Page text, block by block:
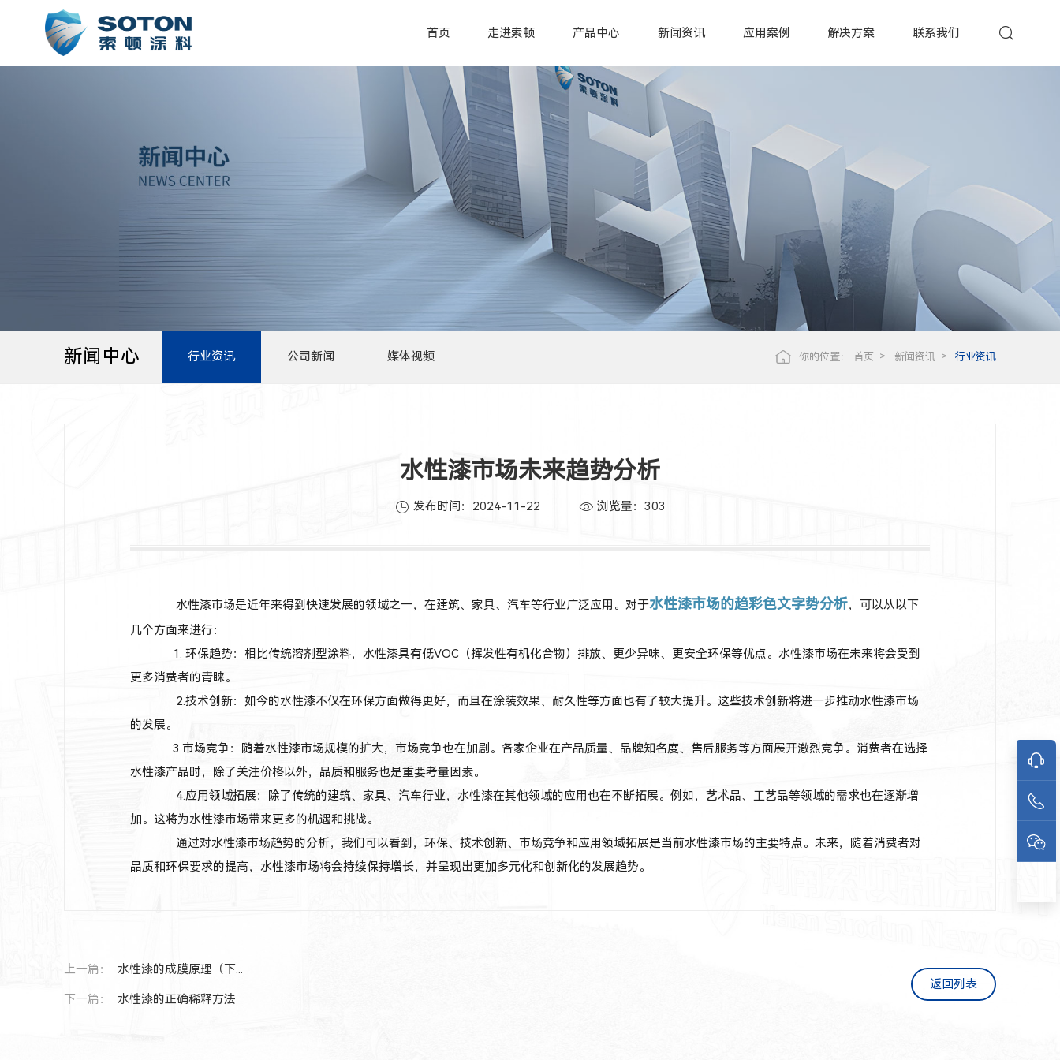
首页 走进索顿 产品中心 新闻资讯 应用案例 解决方案 联系我们
新闻中心 行业资讯 公司新闻 媒体视频 你的位置： 首页 新闻资讯 行业资讯
水性漆市场未来趋势分析
发布时间：2024-11-22 浏览量：303
水性漆市场是近年来得到快速发展的领域之一，在建筑、家具、汽车等行业广泛应用。对于水性漆市场的趋彩色文字势分析，可以从以下
几个方面来进行：
1. 环保趋势：相比传统溶剂型涂料，水性漆具有低VOC（挥发性有机化合物）排放、更少异味、更安全环保等优点。水性漆市场在未来将会受到
更多消费者的青睐。
2.技术创新：如今的水性漆不仅在环保方面做得更好，而且在涂装效果、耐久性等方面也有了较大提升。这些技术创新将进一步推动水性漆市场
的发展。
3.市场竞争：随着水性漆市场规模的扩大，市场竞争也在加剧。各家企业在产品质量、品牌知名度、售后服务等方面展开激烈竞争。消费者在选择
水性漆产品时，除了关注价格以外，品质和服务也是重要考量因素。
4.应用领域拓展：除了传统的建筑、家具、汽车行业，水性漆在其他领域的应用也在不断拓展。例如，艺术品、工艺品等领域的需求也在逐渐增
加。这将为水性漆市场带来更多的机遇和挑战。
通过对水性漆市场趋势的分析，我们可以看到，环保、技术创新、市场竞争和应用领域拓展是当前水性漆市场的主要特点。未来，随着消费者对
品质和环保要求的提高，水性漆市场将会持续保持增长，并呈现出更加多元化和创新化的发展趋势。
返回列表
上一篇： 水性漆的成膜原理（下...
下一篇： 水性漆的正确稀释方法